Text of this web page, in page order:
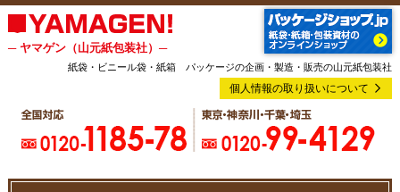
─ ヤマゲン（山元紙包装社）─
紙袋・ビニール袋・紙箱 パッケージの企画・製造・販売の山元紙包装社
個人情報の取り扱いについて